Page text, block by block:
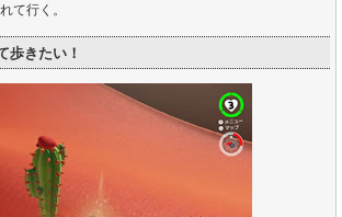
て行く。
歩きたい！